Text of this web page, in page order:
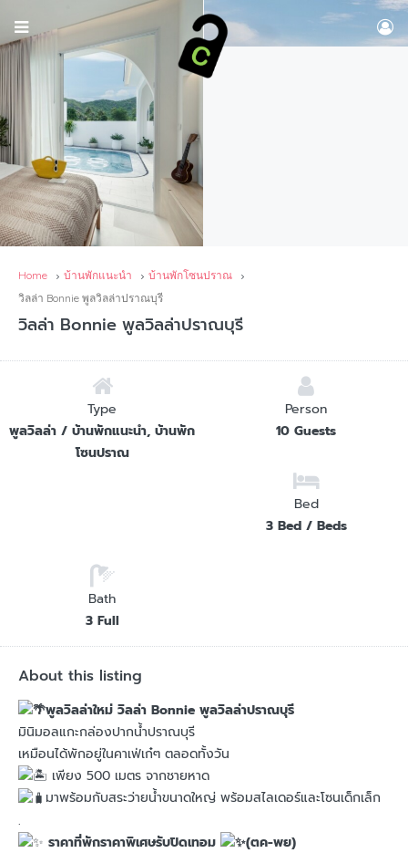
Home บ้านพักแนะนำ
บ้านพักโซนปราณ
วิลล่า Bonnie พูลวิลล่าปราณบุรี
วิลล่า Bonnie พูลวิลล่าปราณบุรี
Type
พูลวิลล่า / บ้านพักแนะนำ, บ้านพัก
โซนปราณ
Person
10 Guests
Bed
3 Bed / Beds
Bath
3 Full
About this listing
พูลวิลล่าใหม่ วิลล่า Bonnie พูลวิลล่าปราณบุรี
มินิมอลแกะกล่องปากน้ำปราณบุรี
เหมือนได้พักอยู่ในคาเฟ่เก๋ๆ ตลอดทั้งวัน
เพียง 500 เมตร จากชายหาด
มาพร้อมกับสระว่ายน้ำขนาดใหญ่ พร้อมสไลเดอร์และโซนเด็กเล็ก
.
ราคาที่พักราคาพิเศษรับปิดเทอม
(ตค-พย)